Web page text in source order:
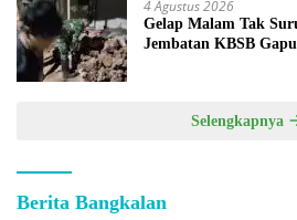
4 Agustus 2026
Gelap Malam Tak
Jembatan KBSB
Selengkapnya
Berita Bangkalan